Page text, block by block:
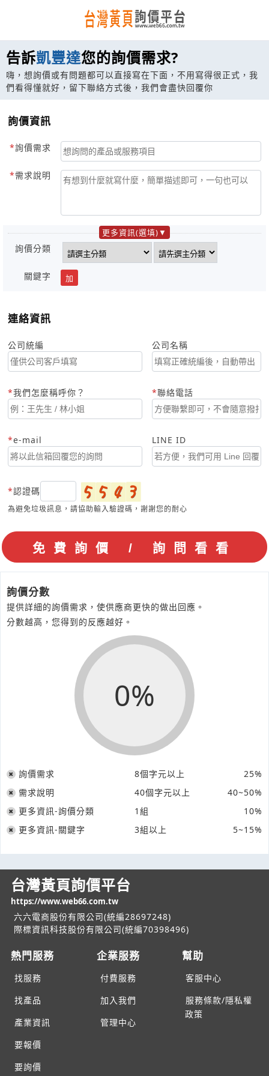
告訴凱豐達您的詢價需求?
嗨，想詢價或有問題都可以直接寫在下面，不用寫得很正式，我
們看得懂就好，留下聯絡方式後，我們會盡快回覆你
詢價資訊
詢價需求
需求說明
更多資訊(選填)
詢價分類
關鍵字 加
連絡資訊
公司統編 公司名稱
我們怎麼稱呼你？ 聯絡電話
e-mail LINE ID
認證碼
為避免垃圾訊息，請協助輸入驗證碼，謝謝您的耐心
詢價分數
提供詳細的詢價需求，使供應商更快的做出回應。
分數越高，您得到的反應越好。
0%
詢價需求 8個字元以上
25%
需求說明
40個字元以上
40~50%
更多資訊-詢價分類
1組
10%
更多資訊-關鍵字
3組以上 5~15%
台灣黃頁詢價平台
https://www.web66.com.tw
六六電商股份有限公司(統編28697248)
際標資訊科技股份有限公司(統編70398496)
熱門服務
找服務
找產品
產業資訊
要報價
要詢價
企業服務
付費服務
加入我們
管理中心
幫助
客服中心
服務條款/隱私權
政策